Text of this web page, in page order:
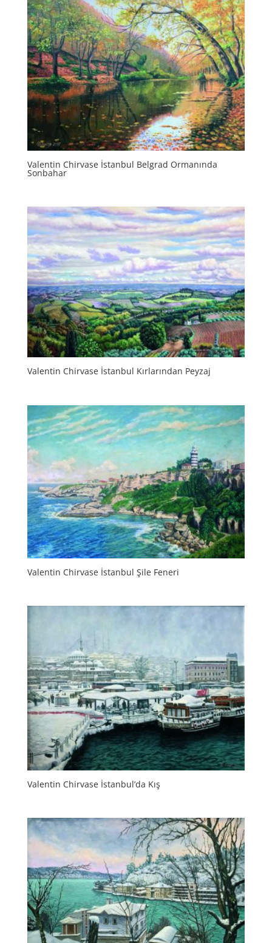
Valentin Chirvase İstanbul Belgrad Ormanında
Sonbahar
Valentin Chirvase İstanbul Kırlarından Peyzaj
Valentin Chirvase İstanbul Şile Feneri
Valentin Chirvase İstanbul’da Kış